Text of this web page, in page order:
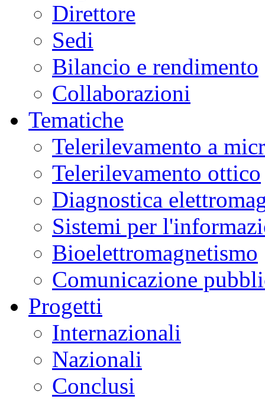
Direttore
Sedi
Bilancio e rendimento
Collaborazioni
Tematiche
Telerilevamento a
Telerilevamento ottico
Diagnostica
Sistemi per
Bioelettromagnetismo
Comunicazione
Progetti
Internazionali
Nazionali
Conclusi